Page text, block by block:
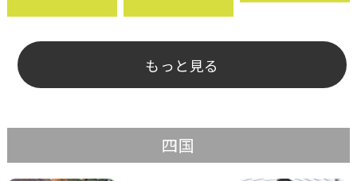
もっと見る
四国